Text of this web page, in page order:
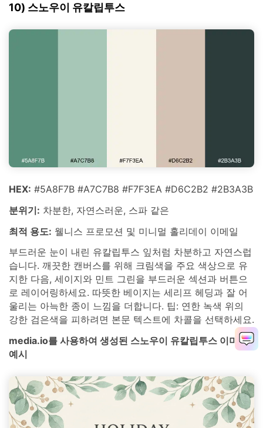
10) 스노우이 유칼립투스
HEX: #5A8F7B #A7C7B8 #F7F3EA #D6C2B2 #2B3A3B
분위기: 차분한, 자연스러운, 스파 같은
최적 용도: 웰니스 프로모션 및 미니멀 홀리데이 이메일
부드러운 눈이 내린 유칼립투스 잎처럼 차분하고 자연스럽
습니다. 깨끗한 캔버스를 위해 크림색을 주요 색상으로 유
지한 다음, 세이지와 민트 그린을 부드러운 섹션과 버튼으
로 레이어링하세요. 따뜻한 베이지는 세리프 헤딩과 잘 어
울리는 아늑한 종이 느낌을 더합니다. 팁: 연한 녹색 위의
강한 검은색을 피하려면 본문 텍스트에 차콜을 선택하세요.
media.io를 사용하여 생성된 스노우이 유칼립투스 이미지
예시